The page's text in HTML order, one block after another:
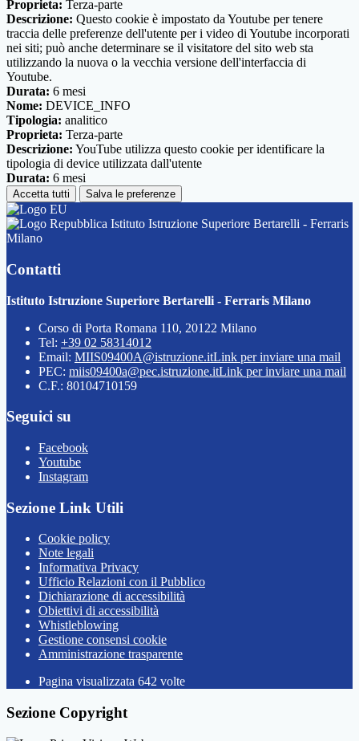
Proprieta: Terza-parte
Descrizione: Questo cookie è impostato da Youtube per tenere
traccia delle preferenze dell'utente per i video di Youtube incorporati
nei siti; può anche determinare se il visitatore del sito web sta
utilizzando la nuova o la vecchia versione dell'interfaccia di
Youtube.
Durata: 6 mesi
Nome: DEVICE_INFO
Tipologia: analitico
Proprieta: Terza-parte
Descrizione: YouTube utilizza questo cookie per identificare la
tipologia di device utilizzata dall'utente
Durata: 6 mesi
Accetta tutti Salva le preferenze
Istituto Istruzione Superiore Bertarelli - Ferraris
Milano
Contatti
Istituto Istruzione Superiore Bertarelli - Ferraris Milano
Corso di Porta Romana 110, 20122 Milano
Tel: +39 02 58314012
Email: MIIS09400A@istruzione.itLink per inviare una mail
PEC: miis09400a@pec.istruzione.itLink per inviare una mail
C.F.: 80104710159
Seguici su
Facebook
Youtube
Instagram
Sezione Link Utili
Cookie policy
Note legali
Informativa Privacy
Ufficio Relazioni con il Pubblico
Dichiarazione di accessibilità
Obiettivi di accessibilità
Whistleblowing
Gestione consensi cookie
Amministrazione trasparente
Pagina visualizzata 642 volte
Sezione Copyright